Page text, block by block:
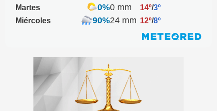
Martes
0%0 mm 14º/3º
Miércoles
90%24 mm 12º/8º